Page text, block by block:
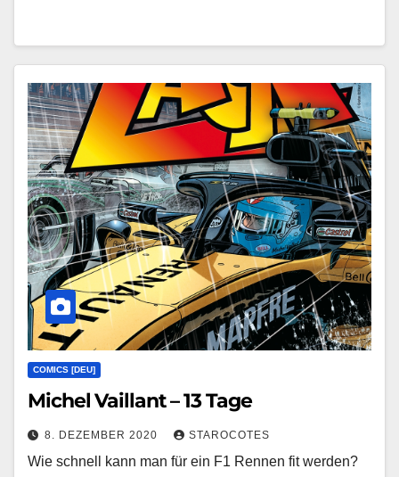
COMICS [DEU]
Michel Vaillant – 13 Tage
8. DEZEMBER 2020 STAROCOTES
Wie schnell kann man für ein F1 Rennen fit werden?